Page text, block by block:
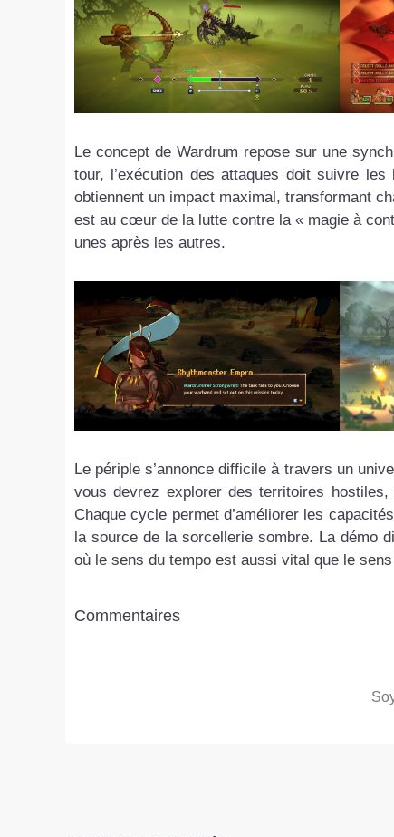
Le concept de Wardrum repose sur une
tour, l’exécution des attaques doit suivre
obtiennent un impact maximal, transformant
est au cœur de la lutte contre la « magie à
unes après les autres.
Le périple s’annonce difficile à travers un
vous devrez explorer des territoires
Chaque cycle permet d’améliorer les
la source de la sorcellerie sombre. La démo
où le sens du tempo est aussi vital que le
Commentaires